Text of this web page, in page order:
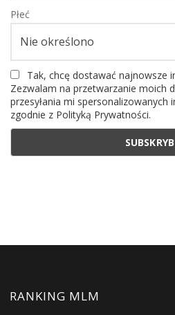
Płeć
Tak, chcę dostawać najnowsze
Zezwalam na przetwarzanie moich
przesyłania mi
zgodnie z Polityką Prywatności.
RANKING MLM